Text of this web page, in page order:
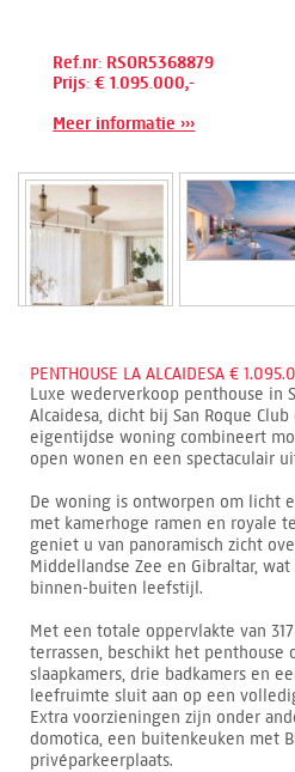
Ref.nr: RSOR5368879
Prijs: € 1.095.000,-
Meer informatie ›››
PENTHOUSE LA ALCAIDESA €
Luxe wederverkoop penthouse in
Alcaidesa, dicht bij San Roque
eigentijdse woning combineert
open wonen en een spectaculair
De woning is ontworpen om licht
met kamerhoge ramen en royale
geniet u van panoramisch zicht
Middellandse Zee en Gibraltar,
binnen-buiten leefstijl.
Met een totale oppervlakte van
terrassen, beschikt het penthouse
slaapkamers, drie badkamers en
leefruimte sluit aan op een
Extra voorzieningen zijn onder
domotica, een buitenkeuken met
privéparkeerplaats.